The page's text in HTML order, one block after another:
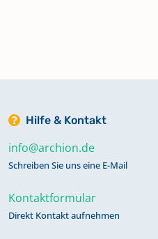
Hilfe & Kontakt
info@archion.de
Schreiben Sie uns eine E-Mail
Kontaktformular
Direkt Kontakt aufnehmen